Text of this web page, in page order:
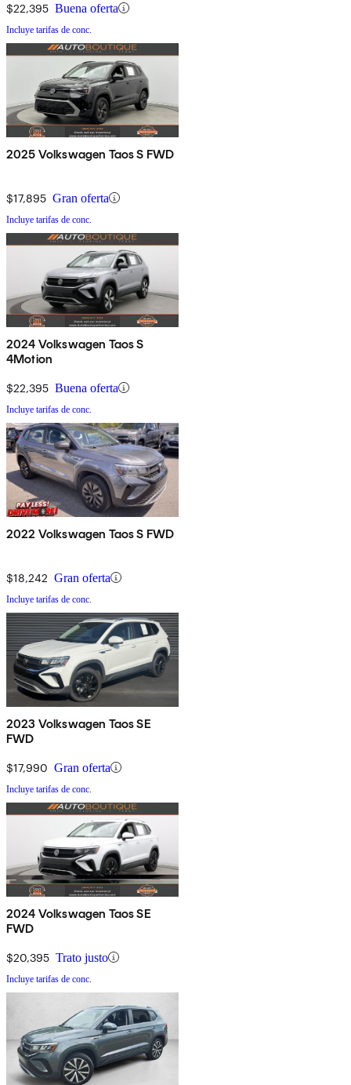
$22,395 Buena oferta
Incluye tarifas de conc.
2025 Volkswagen Taos S FWD
$17,895 Gran oferta
Incluye tarifas de conc.
2024 Volkswagen Taos S
4Motion
$22,395 Buena oferta
Incluye tarifas de conc.
2022 Volkswagen Taos S FWD
$18,242 Gran oferta
Incluye tarifas de conc.
2023 Volkswagen Taos SE
FWD
$17,990 Gran oferta
Incluye tarifas de conc.
2024 Volkswagen Taos SE
FWD
$20,395 Trato justo
Incluye tarifas de conc.